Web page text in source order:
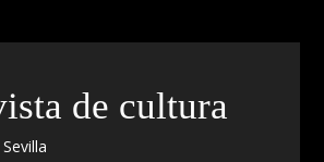
de cultura